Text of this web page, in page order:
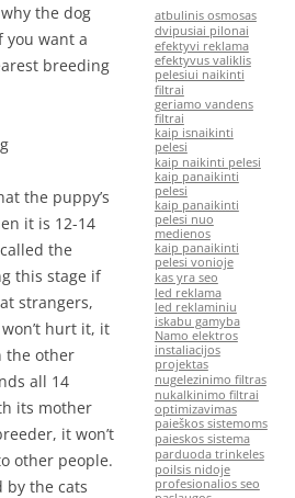
the dog
you want a
breeding
the puppy’s
it is 12-14
the
this stage if
strangers,
hurt it, it
the other
all 14
its mother
it won’t
other people.
by the cats
atbulinis osmosas
dvipusiai pilonai
efektyvi reklama
efektyvus valiklis
pelesiui naikinti
filtrai
geriamo vandens
filtrai
kaip isnaikinti
pelesi
kaip naikinti pelesi
kaip panaikinti
pelesi
kaip panaikinti
pelesi nuo
medienos
kaip panaikinti
pelesi vonioje
kas yra seo
led reklama
led reklaminiu
iskabu gamyba
Namo elektros
instaliacijos
projektas
nugelezinimo filtras
nukalkinimo filtrai
optimizavimas
paieškos sistemoms
paieskos sistema
parduoda trinkeles
poilsis nidoje
profesionalios seo